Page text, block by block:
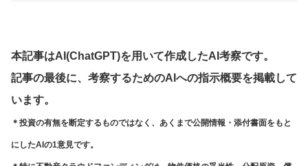
本記事はAI(ChatGPT)を用いて作成したAI考察です。
記事の最後に、考察するためのAIへの指示概要を掲載して
います。
＊投資の有無を断定するものではなく、あくまで公開情報・添付書面をもと
にしたAIの1意見です。